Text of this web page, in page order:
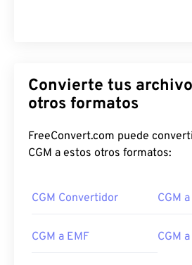
Convierte tus archivos
otros formatos
FreeConvert.com puede
CGM a estos otros formatos:
CGM Convertidor CGM
CGM a EMF CGM a